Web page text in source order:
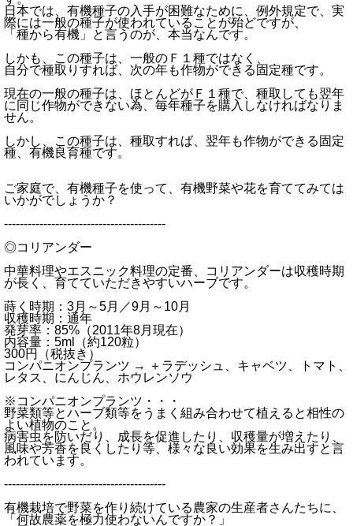
日本では、有機種子の入手が困難なために、例外規定で、実
際には一般の種子が使われていることが殆どですが、
「種から有機」と言うのが、本当なんです。
しかも、この種子は、一般のＦ１種ではなく、
自分で種取りすれば、次の年も作物ができる固定種です。
現在の一般の種子は、ほとんどがＦ１種で、種取しても翌年
に同じ作物ができない為、毎年種子を購入しなければなりま
せん。
しかし、この種子は、種取すれば、翌年も作物ができる固定
種、有機良育種です。
ご家庭で、有機種子を使って、有機野菜や花を育ててみては
いかがでしょうか？
-----------------------------------------
◎コリアンダー
中華料理やエスニック料理の定番、コリアンダーは収穫時期
が長く、育てていただきやすいハーブです。
蒔く時期：3月～5月／9月～10月
収穫時期：通年
発芽率：85%（2011年8月現在）
内容量：5ml（約120粒）
300円（税抜き）
コンパニオンプランツ → ＋ラデッシュ、キャベツ、トマト、
レタス、にんじん、ホウレンソウ
※コンパニオンプランツ・・・
野菜類等とハーブ類等をうまく組み合わせて植えると相性の
よい植物のこと。
病害虫を防いだり、成長を促進したり、収穫量が増えたり、
風味や芳香を良くしたり等、様々な良い効果を生み出すと言
われています。
-----------------------------------------
有機栽培で野菜を作り続けている農家の生産者さんたちに、
「何故農薬を極力使わないんですか？」